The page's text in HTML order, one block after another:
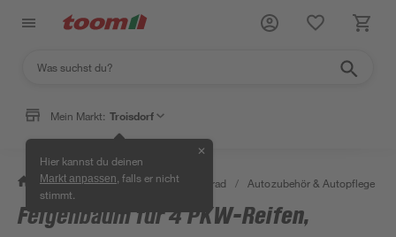
Mein Markt: Troisdorf
Hier kannst du deinen
Markt anpassen , falls er nicht
stimmt.
✕
/ Garten & Freizeit / Auto & Fahrrad / Autozubehör & Autopflege
Felgenbaum für 4 PKW-Reifen,